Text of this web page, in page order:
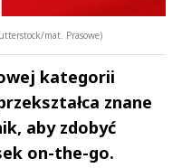
mat. Prasowe)
kategorii
znane
aby zdobyć
on-the-go.